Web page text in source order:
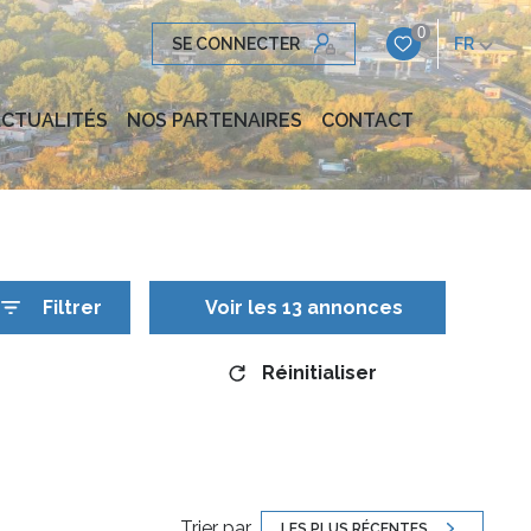
SE CONNECTER
0
FR
NOS PARTENAIRES CONTACT
Filtrer Voir les 13annonces
Réinitialiser